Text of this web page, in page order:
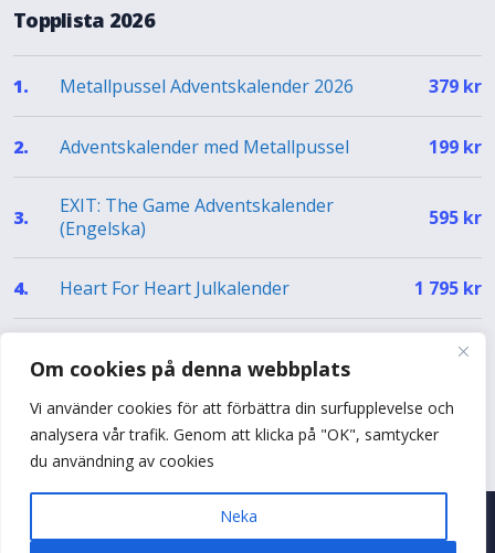
Om cookies på denna webbplats
Vi använder cookies för att förbättra din surfupplevelse och
analysera vår trafik. Genom att klicka på "OK", samtycker
du användning av cookies
Neka
Topplista 2026
1. Metallpussel Adventskalender 2026 379 kr
2. Adventskalender med Metallpussel 199 kr
3.
EXIT: The Game Adventskalender
(Engelska)
595 kr
4. Heart For Heart Julkalender 1 795 kr
499kr
Se hela topplistan